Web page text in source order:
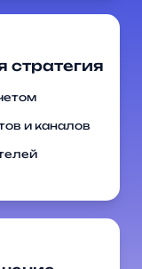
и каналов